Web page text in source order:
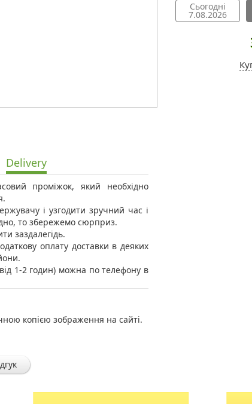
Delivery
проміжок, який необхідно
і узгодити зручний час і
то збережемо сюрприз.
заздалегідь.
оплату доставки в деяких
1-2 годин) можна по телефону в
копією зображення на сайті.
Сьогодні
7.08.2026